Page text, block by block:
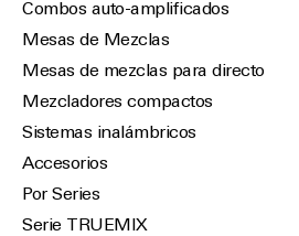
Combos auto-amplificados
Mesas de Mezclas
Mesas de mezclas para directo
Mezcladores compactos
Sistemas inalámbricos
Accesorios
Por Series
Serie TRUEMIX